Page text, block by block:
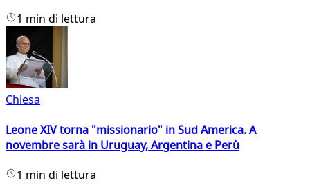
1 min di lettura
Chiesa
Leone XIV torna "missionario" in Sud America. A
novembre sarà in Uruguay, Argentina e Perù
1 min di lettura